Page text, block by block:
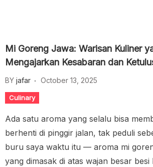
Mi Goreng Jawa: Warisan Kuliner
Mengajarkan Kesabaran dan
BY jafar October 13, 2025
Culinary
Ada satu aroma yang selalu bisa
berhenti di pinggir jalan, tak peduli
buru saya waktu itu — aroma mi
yang dimasak di atas wajan besar besi